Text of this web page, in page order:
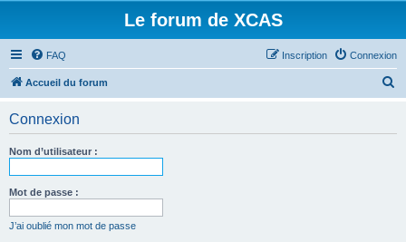
Le forum de XCAS
FAQ Connexion
Inscription
Accueil du forum
Connexion
Nom d’utilisateur :
Mot de passe :
J’ai oublié mon mot de passe